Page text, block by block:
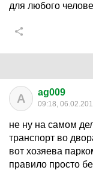
для любого
A ag009
09:18,
не ну на самом
транспорт во
вот хозяева
правило просто